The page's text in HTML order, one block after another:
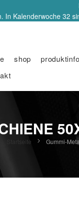
In Kalenderwoche 32
shop
Startseite Gummi-